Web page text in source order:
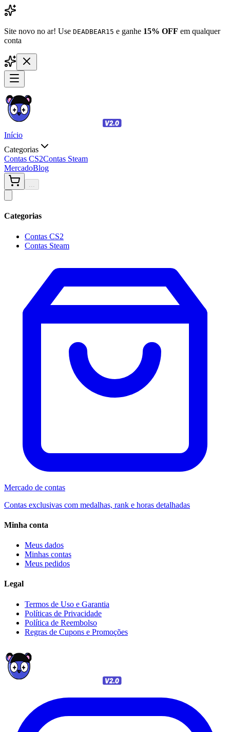
Site novo no ar! Use DEADBEAR15 e ganhe 15% OFF em qualquer
conta
Início
Categorias
Contas CS2Contas Steam
MercadoBlog
...
Categorias
Contas CS2
Contas Steam
Mercado de contas
Contas exclusivas com medalhas, rank e horas detalhadas
Minha conta
Meus dados
Minhas contas
Meus pedidos
Legal
Termos de Uso e Garantia
Políticas de Privacidade
Política de Reembolso
Regras de Cupons e Promoções